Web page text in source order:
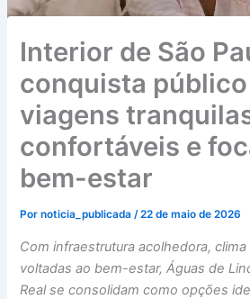
Interior de São
conquista
viagens
confortáveis e
bem-estar
Pornoticia_publicada/22 de maio de 2026
Com infraestrutura acolhedora,
voltadas ao bem-estar, Águas de
Real se consolidam como opções